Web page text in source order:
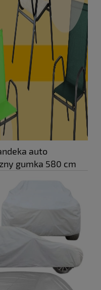
auto
gumka 580 cm